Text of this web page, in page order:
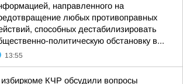
направленного на
любых противоправных
способных дестабилизировать
политическую обстановку в...
13:55
КЧР обсудили вопросы